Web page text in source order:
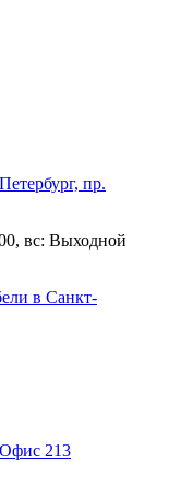
пр.
вс: Выходной
213